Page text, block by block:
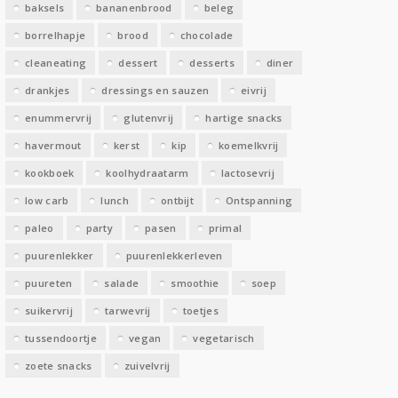
baksels bananenbrood beleg
borrelhapje brood chocolade
cleaneating dessert desserts diner
drankjes dressings en sauzen eivrij
enummervrij glutenvrij hartige snacks
havermout kerst kip koemelkvrij
kookboek koolhydraatarm lactosevrij
low carb lunch ontbijt Ontspanning
paleo party pasen primal
puurenlekker puurenlekkerleven
puureten salade smoothie soep
suikervrij tarwevrij toetjes
tussendoortje vegan vegetarisch
zoete snacks zuivelvrij